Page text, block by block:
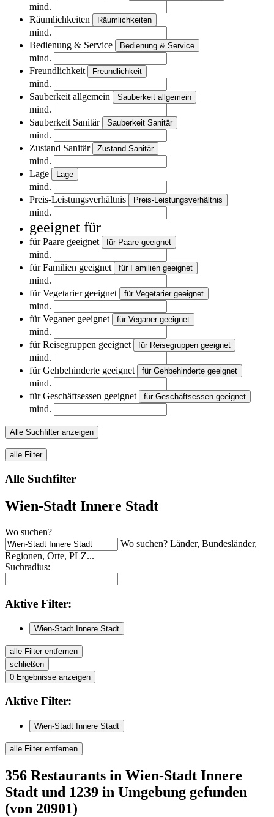
mind.
Räumlichkeiten
Räumlichkeiten
mind.
Bedienung & Service
Bedienung & Service
mind.
Freundlichkeit
Freundlichkeit
mind.
Sauberkeit allgemein
Sauberkeit allgemein
mind.
Sauberkeit Sanitär
Sauberkeit Sanitär
mind.
Zustand Sanitär
Zustand Sanitär
mind.
Lage
Lage
mind.
Preis-Leistungsverhältnis
Preis-Leistungsverhältnis
mind.
geeignet für
für Paare geeignet für Paare geeignet
mind.
für Familien geeignet
für Familien geeignet
mind.
für Vegetarier geeignet
für Vegetarier geeignet
mind.
für Veganer geeignet
für Veganer geeignet
mind.
für Reisegruppen geeignet
für Reisegruppen geeignet
mind.
für Gehbehinderte geeignet
für Gehbehinderte geeignet
mind.
für Geschäftsessen geeignet
für Geschäftsessen geeignet
mind.
Alle Suchfilter anzeigen
alle Filter
Alle Suchfilter
Wien-Stadt Innere Stadt
Wo suchen?
Wo suchen? Länder, Bundesländer,
Regionen, Orte, PLZ...
Suchradius:
Aktive Filter:
Wien-Stadt Innere Stadt
alle Filter entfernen
schließen
0 Ergebnisse anzeigen
Aktive Filter:
Wien-Stadt Innere Stadt
alle Filter entfernen
356 Restaurants in Wien-Stadt Innere
Stadt und 1239 in Umgebung gefunden
(von 20901)